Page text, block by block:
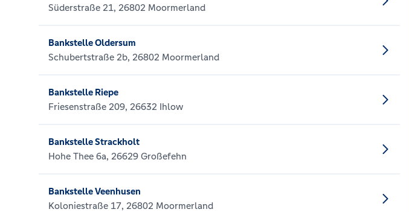
Süderstraße 21, 26802 Moormerland
Bankstelle Oldersum
Schubertstraße 2b, 26802 Moormerland
Bankstelle Riepe
Friesenstraße 209, 26632 Ihlow
Bankstelle Strackholt
Hohe Thee 6a, 26629 Großefehn
Bankstelle Veenhusen
Koloniestraße 17, 26802 Moormerland